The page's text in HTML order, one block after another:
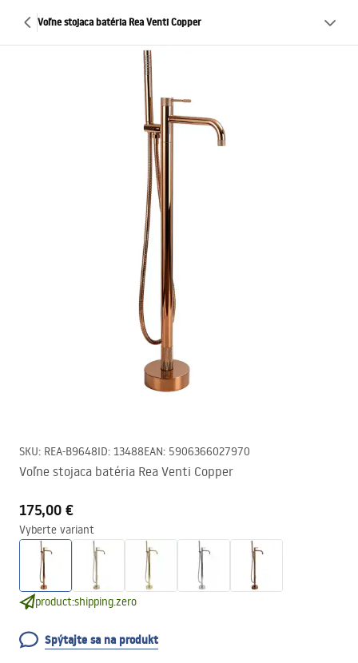
Voľne stojaca batéria Rea Venti Copper
SKU: REA-B9648ID: 13488EAN: 5906366027970
Voľne stojaca batéria Rea Venti Copper
175,00 €
Vyberte variant
product:shipping.zero
Spýtajte sa na produkt